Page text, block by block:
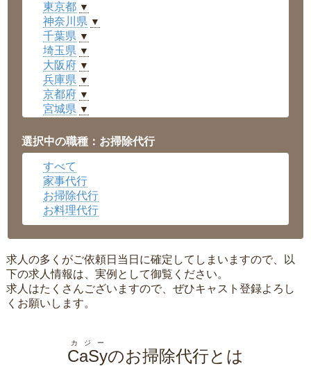
東京都 ▼
神奈川県 ▼
千葉県 ▼
埼玉県 ▼
大阪府 ▼
兵庫県 ▼
京都府 ▼
宮城県 ▼
福井県 ▼
岡山県 ▼
広島県
沖縄県 ▼
選択中の職種：お掃除代行
すべて
家事代行
お掃除代行
お料理代行
求人の多くがご依頼日当日に確定してしまいますので、以
下の求人情報は、実例として御覧ください。
求人はたくさんございますので、ぜひキャスト登録よろし
くお願いします。
CaSy
カジー
のお掃除代行とは